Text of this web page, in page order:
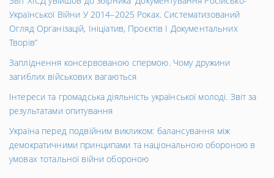
Української Війни У 2014–2025 Роках. Систематизований
Огляд Організацій, Ініціатив, Проєктів І Документальних
Творів”
Запліднення консервованою спермою. Чому дружини
загиблих військових вагаються
Інтереси та громадська діяльність української молоді. Звіт за
результатами опитування
Україна перед подвійним викликом: балансування між
демократичними принципами та національною обороною в
умовах тотальної війни обороною